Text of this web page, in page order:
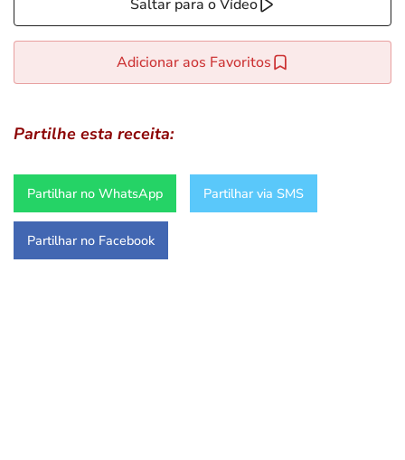
Saltar para o Vídeo
Adicionar aos Favoritos
Partilhe esta receita:
Partilhar no WhatsApp Partilhar via SMS
Partilhar no Facebook